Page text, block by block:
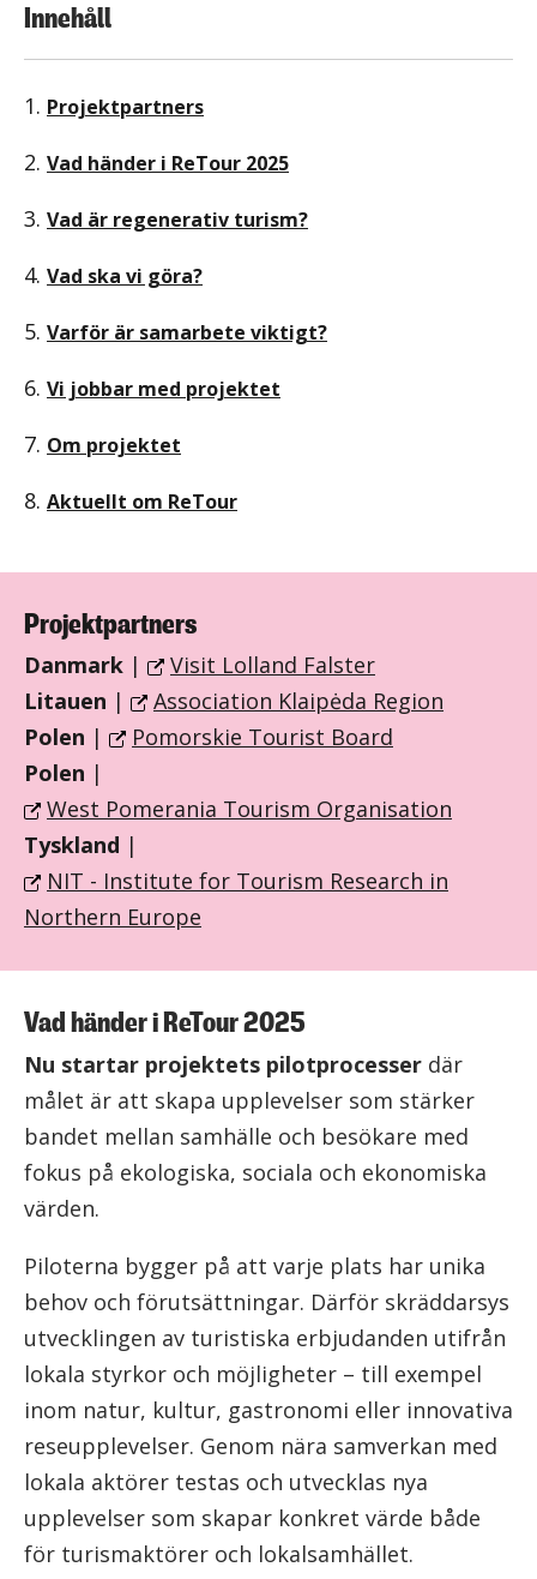
Innehåll
1. Projektpartners
2. Vad händer i ReTour 2025
3. Vad är regenerativ turism?
4. Vad ska vi göra?
5. Varför är samarbete viktigt?
6. Vi jobbar med projektet
7. Om projektet
8. Aktuellt om ReTour
Projektpartners
Danmark |
Visit Lolland Falster
Litauen |
Association Klaipėda Region
Polen |
Pomorskie Tourist Board
Polen |
West Pomerania Tourism Organisation
Tyskland |
NIT - Institute for Tourism Research in
Northern Europe
Vad händer i ReTour 2025
Nu startar projektets pilotprocesser där
målet är att skapa upplevelser som stärker
bandet mellan samhälle och besökare med
fokus på ekologiska, sociala och ekonomiska
värden.
Piloterna bygger på att varje plats har unika
behov och förutsättningar. Därför skräddarsys
utvecklingen av turistiska erbjudanden utifrån
lokala styrkor och möjligheter – till exempel
inom natur, kultur, gastronomi eller innovativa
reseupplevelser. Genom nära samverkan med
lokala aktörer testas och utvecklas nya
upplevelser som skapar konkret värde både
för turismaktörer och lokalsamhället.